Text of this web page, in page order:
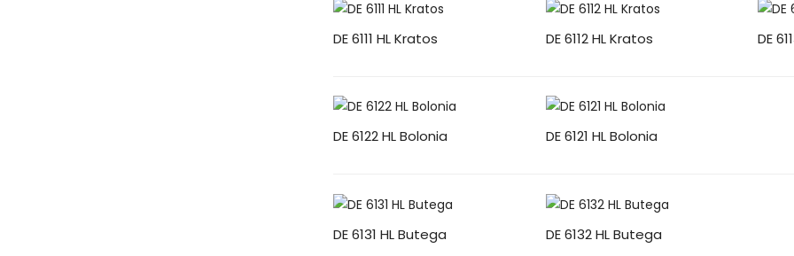
DE 6111 HL Kratos DE 6112 HL Kratos DE
DE 6122 HL Bolonia DE 6121 HL Bolonia
DE 6131 HL Butega DE 6132 HL Butega